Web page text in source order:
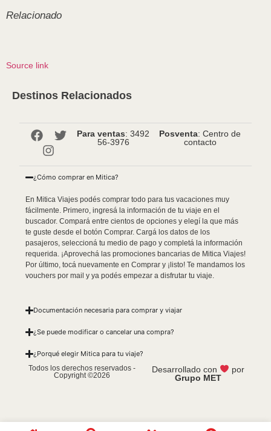
Relacionado
Source link
Destinos Relacionados
Para ventas: 3492
56-3976
Posventa: Centro de
contacto
¿Cómo comprar en Mitica?
En Mitica Viajes podés comprar todo para tus vacaciones muy
fácilmente. Primero, ingresá la información de tu viaje en el
buscador. Compará entre cientos de opciones y elegí la que más
te guste desde el botón Comprar. Cargá los datos de los
pasajeros, seleccioná tu medio de pago y completá la información
requerida. ¡Aprovechá las promociones bancarias de Mitica Viajes!
Por último, tocá nuevamente en Comprar y ¡listo! Te mandamos los
vouchers por mail y ya podés empezar a disfrutar tu viaje.
Documentación necesaria para comprar y viajar
¿Se puede modificar o cancelar una compra?
¿Porqué elegir Mitica para tu viaje?
Todos los derechos reservados -
Copyright ©2026
Desarrollado con
por
Grupo MET